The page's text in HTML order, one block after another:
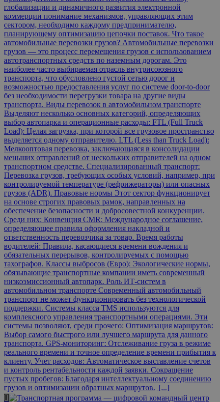
глобализации и динамичного развития электронной
коммерции понимание механизмов, управляющих этим
сектором, необходимо каждому предпринимателю,
планирующему оптимизацию цепочки поставок. Что такое
автомобильные перевозки грузов? Автомобильные перевозки
грузов — это процесс перемещения грузов с использованием
автотранспортных средств по наземным дорогам. Это
наиболее часто выбираемая отрасль внутрисоюзного
транспорта, что обусловлено густой сетью дорог и
возможностью предоставления услуг по системе door-to-door
без необходимости перегрузки товара на другие виды
транспорта. Виды перевозок в автомобильном транспорте
Выделяют несколько основных категорий, определяющих
выбор автопарка и операционные расходы: FTL (Full Truck
Load): Целая загрузка, при которой все грузовое пространство
выделяется одному отправителю. LTL (Less than Truck Load):
Мелкооптовая перевозка, заключающаяся в консолидации
меньших отправлений от нескольких отправителей на одном
транспортном средстве. Специализированный транспорт:
Перевозка грузов, требующих особых условий, например, при
контролируемой температуре (рефрижераторы) или опасных
грузов (ADR). Правовые нормы Этот сектор функционирует
на основе строгих правовых рамок, направленных на
обеспечение безопасности и добросовестной конкуренции.
Среди них: Конвенция CMR: Международное соглашение,
определяющее правила оформления накладной и
ответственность перевозчика за товар. Время работы
водителей: Правила, касающиеся времени вождения и
обязательных перерывов, контролируемых с помощью
тахографов. Классы выбросов (Евро): Экологические нормы,
обязывающие транспортные компании иметь современный
низкоэмиссионный автопарк. Роль ИТ-систем в
автомобильном транспорте Современный автомобильный
транспорт не может функционировать без технологической
поддержки. Системы класса TMS используются для
комплексного управления транспортными операциями. Эти
системы позволяют, среди прочего: Оптимизация маршрутов:
Выбор самого быстрого или лучшего маршрута для данного
транспорта. GPS-мониторинг: Отслеживание груза в режиме
реального времени и точное определение времени прибытия к
клиенту. Учет расходов: Автоматическое выставление счетов
и контроль рентабельности каждой заявки. Сокращение
пустых пробегов: Благодаря интеллектуальному соединению
грузов и оптимизации обратных маршрутов. [...]